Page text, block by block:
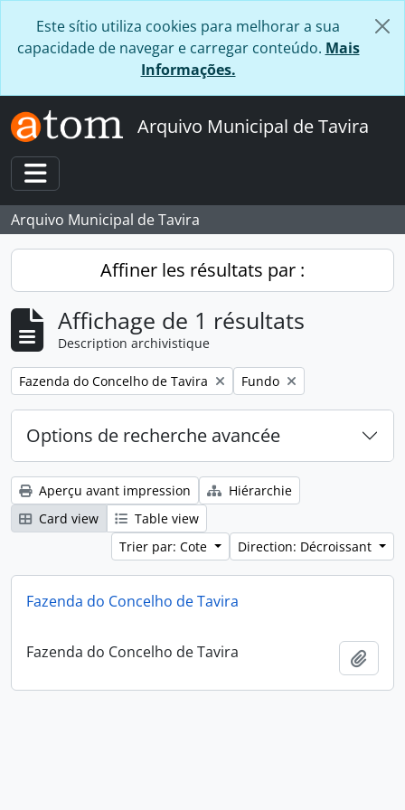
Este sítio utiliza cookies para melhorar a sua
capacidade de navegar e carregar conteúdo. Mais
Informações.
Arquivo Municipal de Tavira
Toggle navigation
Arquivo Municipal de Tavira
Affiner les résultats par :
Affichage de 1 résultats
Description archivistique
Remove filter:
Fazenda do Concelho de Tavira Remove filter:
Fundo
Options de recherche avancée
Aperçu avant impression
Hiérarchie
Card view
Table view
Trier par: Cote
Direction: Décroissant
Fazenda do Concelho de Tavira
Fazenda do Concelho de Tavira